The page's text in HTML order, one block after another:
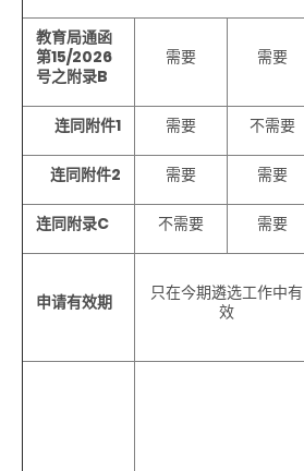
教育局通函
第15/2026
号之附录B
需要 需要
连同附件1 需要 不需要
连同附件2 需要 需要
连同附录C 不需要 需要
申请有效期
只在今期遴选工作中有
效